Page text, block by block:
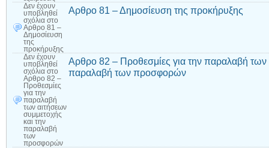
Δεν έχουν
υποβληθεί
σχόλια στο
Αρθρο 81 –
Δημοσίευση
της
προκήρυξης
Αρθρο 81 – Δημοσίευση της προκήρυξης
Δεν έχουν
υποβληθεί
σχόλια στο
Αρθρο 82 –
Προθεσμίες
για την
παραλαβή
των αιτήσεων
συμμετοχής
και την
παραλαβή
των
προσφορών
Αρθρο 82 – Προθεσμίες για την παραλαβή των
παραλαβή των προσφορών